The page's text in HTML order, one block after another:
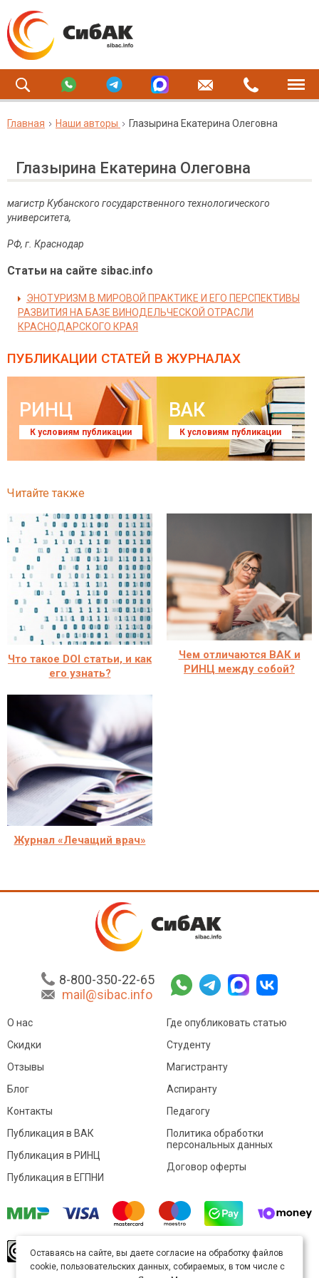
Главная Наши авторы Глазырина Екатерина Олеговна
Глазырина Екатерина Олеговна
магистр Кубанского государственного технологического
университета,
РФ, г. Краснодар
Статьи на сайте sibac.info
ЭНОТУРИЗМ В МИРОВОЙ ПРАКТИКЕ И ЕГО ПЕРСПЕКТИВЫ
РАЗВИТИЯ НА БАЗЕ ВИНОДЕЛЬЧЕСКОЙ ОТРАСЛИ
КРАСНОДАРСКОГО КРАЯ
ПУБЛИКАЦИИ СТАТЕЙ В ЖУРНАЛАХ
РИНЦ
К условиям публикации
ВАК
К условиям публикации
Читайте также
Что такое DOI статьи, и как
его узнать?
Чем отличаются ВАК и
РИНЦ между собой?
Журнал «Лечащий врач»
8-800-350-22-65
mail@sibac.info
О нас
Скидки
Отзывы
Блог
Контакты
Где опубликовать статью
Студенту
Магистранту
Аспиранту
Педагогу
Публикация в ВАК
Публикация в РИНЦ
Публикация в ЕГПНИ
Политика обработки
персональных данных
Договор оферты
произведение доступно полицензии Creative
Commons «Attribution» («Атрибуция») 4.0
Оставаясь на сайте, вы даете согласие на обработку файлов
cookie, пользовательских данных, собираемых, в том числе с